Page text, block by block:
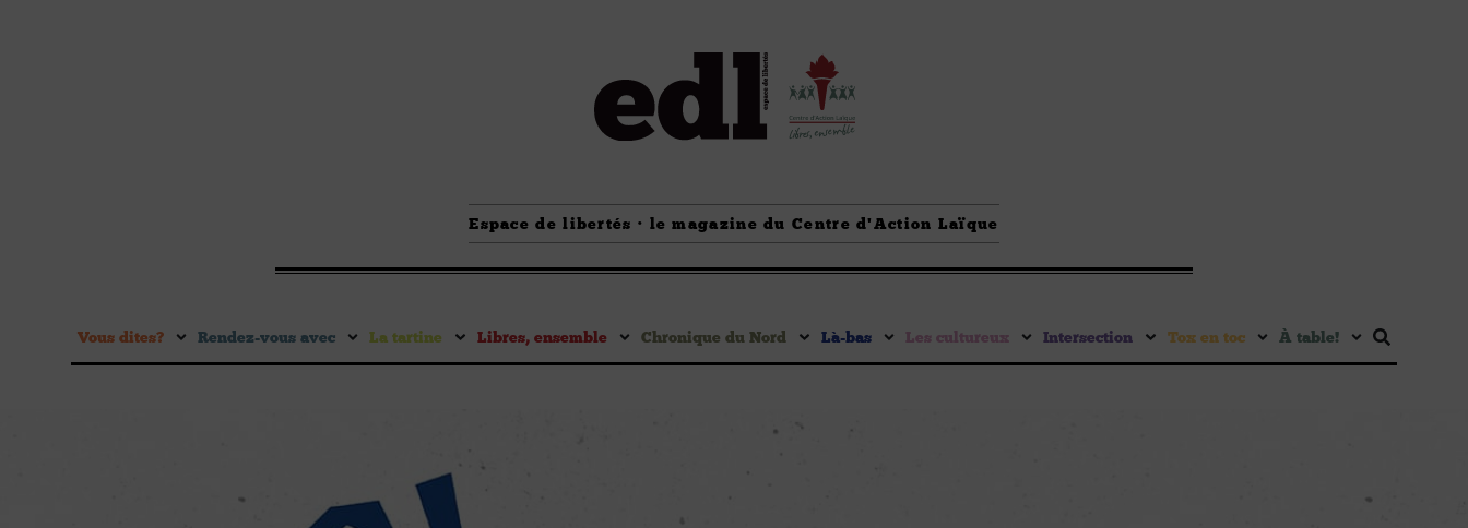
Espace de libertés · le magazine du Centre d'Action Laïque
Vous dites ? Rendez-vous avec La tartine Libres, ensemble Chronique du Nord Là-bas Les cultureux Intersection Tox en toc À table !